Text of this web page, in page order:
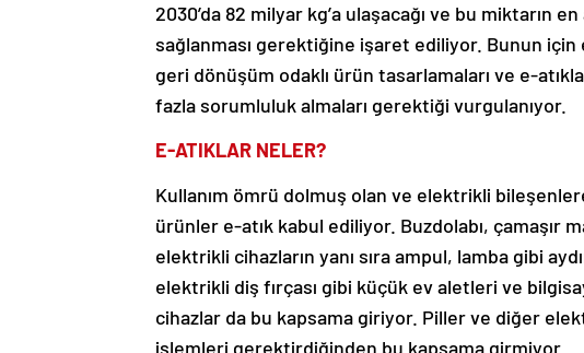
2030’da 82 milyar kg’a ulaşacağı ve bu miktarın
sağlanması gerektiğine işaret ediliyor. Bunun
geri dönüşüm odaklı ürün tasarlamaları ve e-
fazla sorumluluk almaları gerektiği vurgulanıyor.
E-ATIKLAR NELER?
Kullanım ömrü dolmuş olan ve elektrikli
ürünler e-atık kabul ediliyor. Buzdolabı, çamaşır
elektrikli cihazların yanı sıra ampul, lamba gibi
elektrikli diş fırçası gibi küçük ev aletleri ve
cihazlar da bu kapsama giriyor. Piller ve diğer
işlemleri gerektirdiğinden bu kapsama girmiyor.